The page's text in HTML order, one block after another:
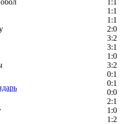
1:1
1:1
1:1
2:0
3:2
3:1
1:0
3:2
0:1
0:1
0:0
2:1
1:0
1:2